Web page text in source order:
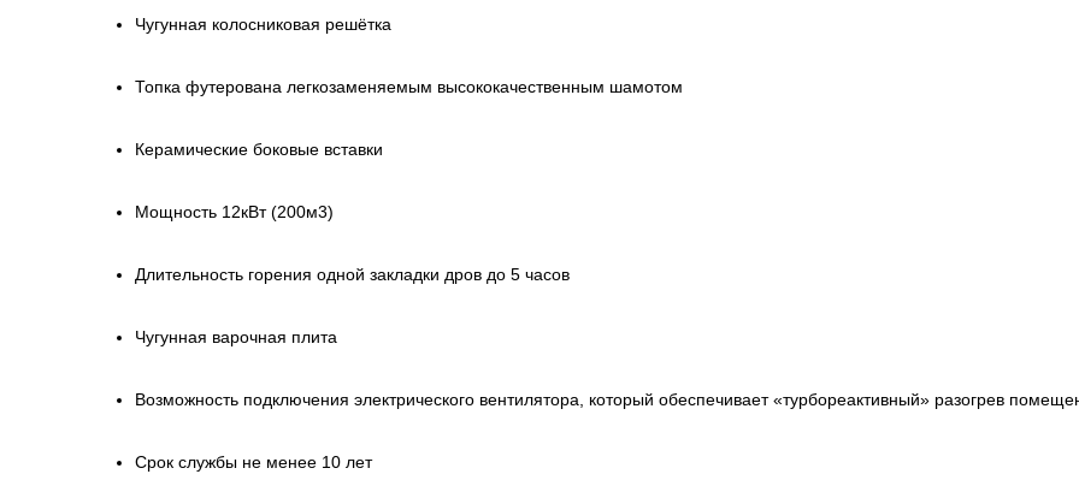
Чугунная колосниковая решётка
Топка футерована легкозаменяемым высококачественным шамотом
Керамические боковые вставки
Мощность 12кВт (200м3)
Длительность горения одной закладки дров до 5 часов
Чугунная варочная плита
Возможность подключения электрического вентилятора, который обеспечивает «турбореактивный» разогрев
Срок службы не менее 10 лет